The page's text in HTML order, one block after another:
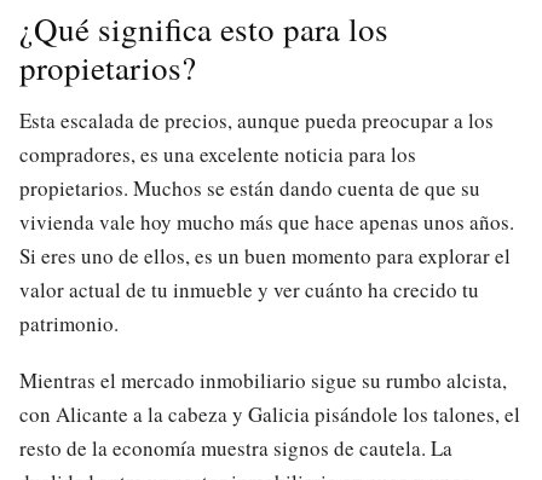
¿Qué significa esto para los
propietarios?
Esta escalada de precios, aunque pueda preocupar a los
compradores, es una excelente noticia para los
propietarios. Muchos se están dando cuenta de que su
vivienda vale hoy mucho más que hace apenas unos años.
Si eres uno de ellos, es un buen momento para explorar el
valor actual de tu inmueble y ver cuánto ha crecido tu
patrimonio.
Mientras el mercado inmobiliario sigue su rumbo alcista,
con Alicante a la cabeza y Galicia pisándole los talones, el
resto de la economía muestra signos de cautela. La